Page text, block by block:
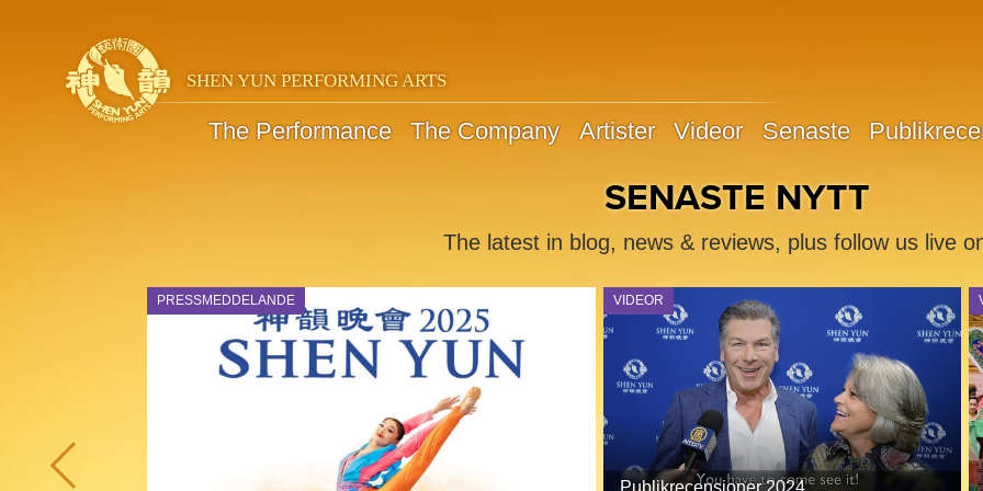
SHEN YUN PERFORMING ARTS
The Performance The Company Artister Videor Senaste
SHEN YUN
SENASTE NYTT
The latest in blog, news & reviews, plus follow us live
PRESSMEDDELANDE VIDEOR
Publikrecensioner 2024
A new streaming platform from Shen Yun
Watch exclusive content and original works